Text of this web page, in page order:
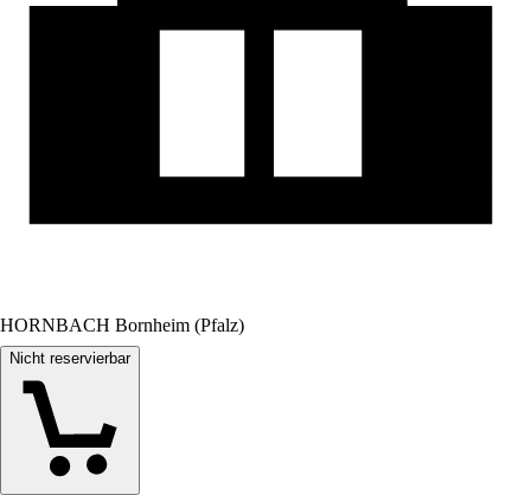
HORNBACH Bornheim (Pfalz)
Nicht reservierbar